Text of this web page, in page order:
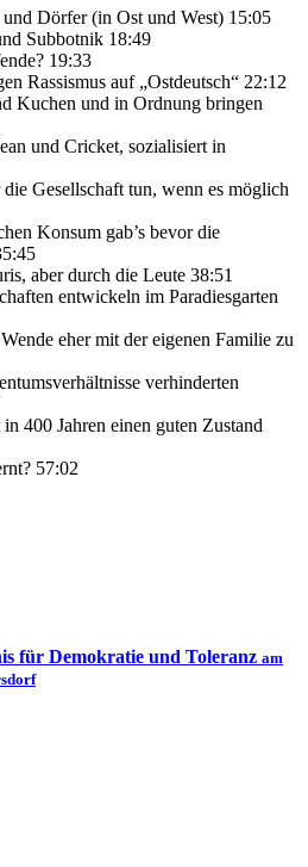
und Dörfer (in Ost und West) 15:05
Subbotnik 18:49
19:33
Rassismus auf „Ostdeutsch“ 22:12
Kuchen und in Ordnung bringen
und Cricket, sozialisiert in
Gesellschaft tun, wenn es möglich
Konsum gab’s bevor die
aber durch die Leute 38:51
entwickeln im Paradiesgarten
eher mit der eigenen Familie zu
verhinderten
400 Jahren einen guten Zustand
57:02
für Demokratie und Toleranz am